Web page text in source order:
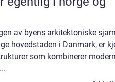
av byens arkitektoniske
hovedstaden i Danmark, er
som kombinerer